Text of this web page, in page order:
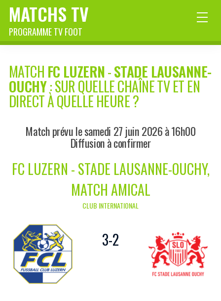
MATCHS TV
PROGRAMME TV FOOT
MATCH FC LUZERN-STADE LAUSANNE-
OUCHY: SUR QUELLE CHAÎNE TV ET EN
DIRECT À QUELLE HEURE ?
Match prévu le samedi 27 juin 2026 à 16h00
Diffusion à confirmer
FC LUZERN - STADE LAUSANNE-OUCHY,
MATCH AMICAL
CLUB INTERNATIONAL
3-2